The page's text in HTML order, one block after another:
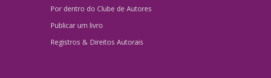
Por dentro do Clube de Autores
Publicar um livro
Registros & Direitos Autorais